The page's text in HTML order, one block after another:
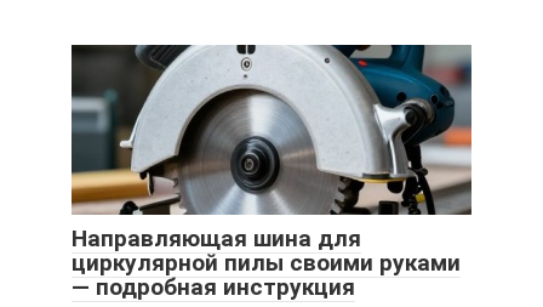
Направляющая шина для
циркулярной пилы своими руками
— подробная инструкция